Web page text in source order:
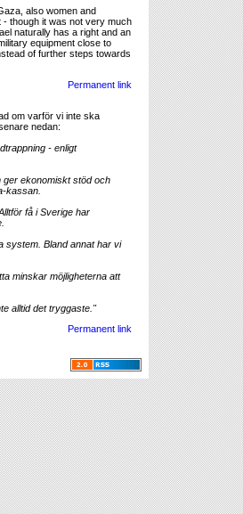
also women and
- though it was not very much
naturally has a right and an
equipment close to
of further steps towards
Permanent link
om varför vi inte ska
nedan:
- enligt
ger ekonomiskt stöd och
kassan.
få i Sverige har
system. Bland annat har vi
minskar möjligheterna att
alltid det tryggaste."
Permanent link